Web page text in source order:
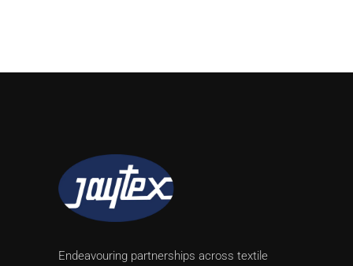
Endeavouring partnerships across textile